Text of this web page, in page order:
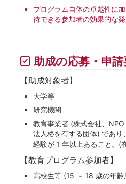
プログラム自体の卓越性に
待できる参加者の効果的な
助成の応募・申
【助成対象者】
大学等
研究機関
教育事業者 (株式会社、NPO
法人格を有する団体) であり
経験が 1 年以上あること。(
【教育プログラム参加者】
高校生等 (15 ～ 18 歳の年齢